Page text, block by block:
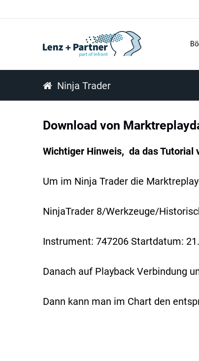
Ninja Trader
Download von
Wichtiger Hinweis, da das
Um im Ninja Trader die
NinjaTrader 8/Werkzeuge/
Instrument: 747206 Startdatum:
Danach auf Playback Verbindung
Dann kann man im Chart den